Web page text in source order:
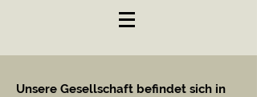
Unsere Gesellschaft befindet sich in